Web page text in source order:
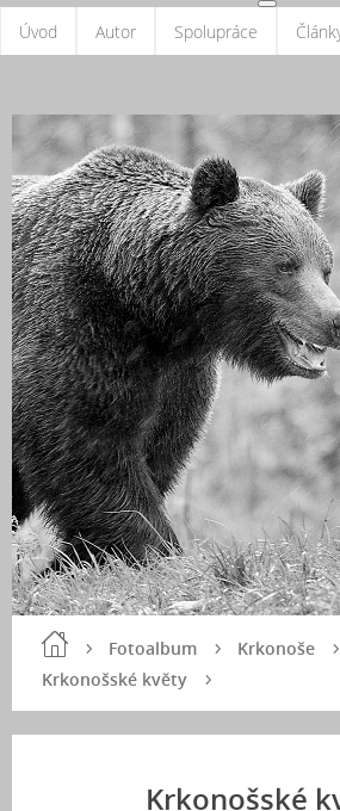
Úvod Autor Spolupráce
Fotoalbum
Krkonoše
Krkonošské květy
Krkonošské